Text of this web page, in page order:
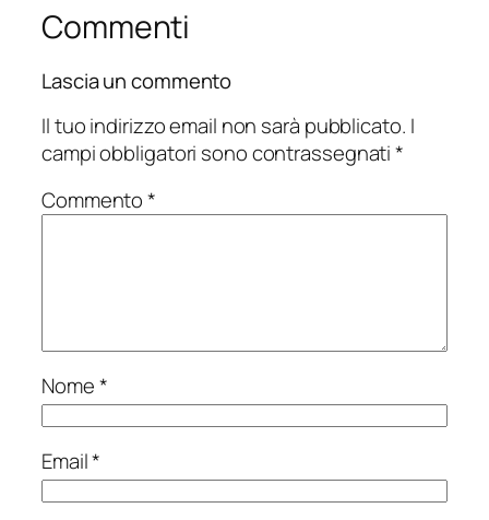
Commenti
Lascia un commento
Il tuo indirizzo email non sarà pubblicato. I
campi obbligatori sono contrassegnati*
Commento*
Nome*
Email*